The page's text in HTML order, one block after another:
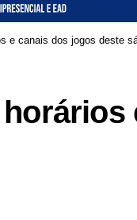
e canais dos jogos deste